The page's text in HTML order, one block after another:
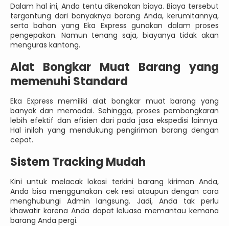
Dalam hal ini, Anda tentu dikenakan biaya. Biaya tersebut
tergantung dari banyaknya barang Anda, kerumitannya,
serta bahan yang Eka Express gunakan dalam proses
pengepakan. Namun tenang saja, biayanya tidak akan
menguras kantong.
Alat Bongkar Muat Barang yang
memenuhi Standard
Eka Express memiliki alat bongkar muat barang yang
banyak dan memadai. Sehingga, proses pembongkaran
lebih efektif dan efisien dari pada jasa ekspedisi lainnya.
Hal inilah yang mendukung pengiriman barang dengan
cepat.
Sistem Tracking Mudah
Kini untuk melacak lokasi terkini barang kiriman Anda,
Anda bisa menggunakan cek resi ataupun dengan cara
menghubungi Admin langsung. Jadi, Anda tak perlu
khawatir karena Anda dapat leluasa memantau kemana
barang Anda pergi.